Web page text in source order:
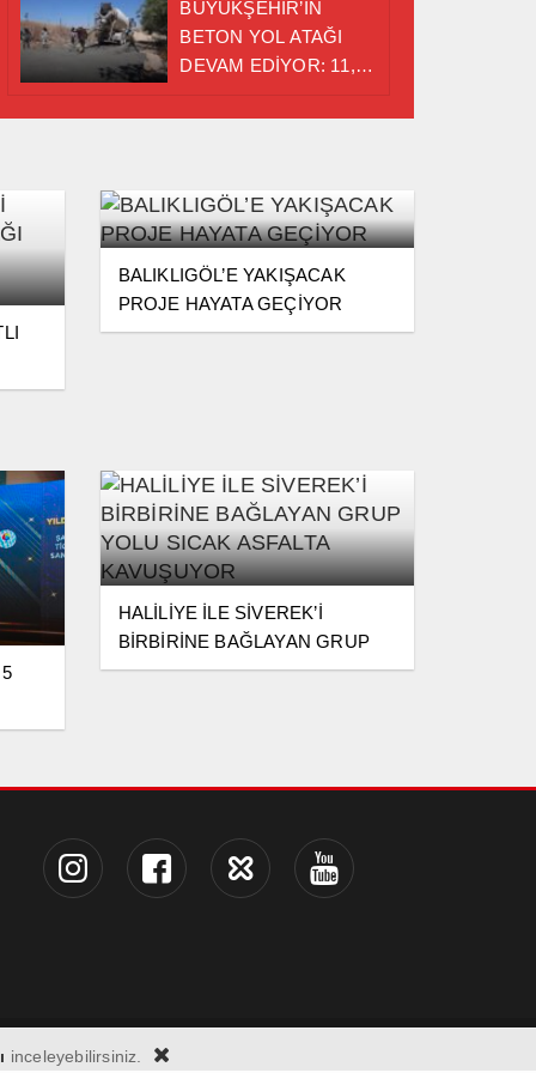
BÜYÜKŞEHİR’İN
BETON YOL ATAĞI
DEVAM EDİYOR: 11,5
TAMAMLANDI
BALIKLIGÖL’E YAKIŞACAK
PROJE HAYATA GEÇİYOR
HALİLİYE İLE SİVEREK’İ
BİRBİRİNE BAĞLAYAN GRUP
YOLU SICAK ASFALTA
inceleyebilirsiniz.